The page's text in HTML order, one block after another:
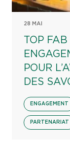
28 MAI
TOP
POUR
DES
ENGAGEMENT
PARTENARIAT